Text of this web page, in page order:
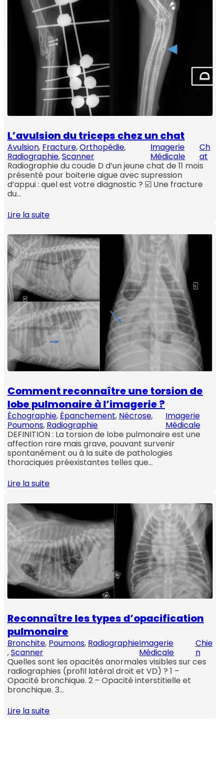
L’avulsion du triceps chez un chat
Avulsion, Fracture, Orthopédie,
Radiographie, Scanner
Imagerie
Médicale
Ch
at
Radiographie du coude D d’un jeune chat de 11 mois
présenté pour boiterie aigue avec supression
d’appui : quel est votre diagnostic ? ☑️ Une fracture
du…
Lire la suite
Comment reconnaître une torsion de
lobe pulmonaire à l’imagerie ?
Échographie, Épanchement, Nécrose,
Poumons, Radiographie
Imagerie
Médicale
DEFINITION : La torsion de lobe pulmonaire est une
affection rare mais grave, pouvant survenir
spontanément ou à la suite de pathologies
thoraciques préexistantes telles que…
Lire la suite
Reconnaître les types d’opacification
pulmonaire
Bronchite, Poumons, Radiographie
, Scanner
Imagerie
Médicale
Chie
n
Quelles sont les opacités anormales visibles sur ces
radiographies (profil latéral droit et VD) ? 1 –
Opacité bronchique. 2 – Opacité interstitielle et
bronchique. 3…
Lire la suite